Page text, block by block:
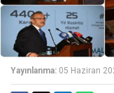
Yayınlanma: 05 Haziran